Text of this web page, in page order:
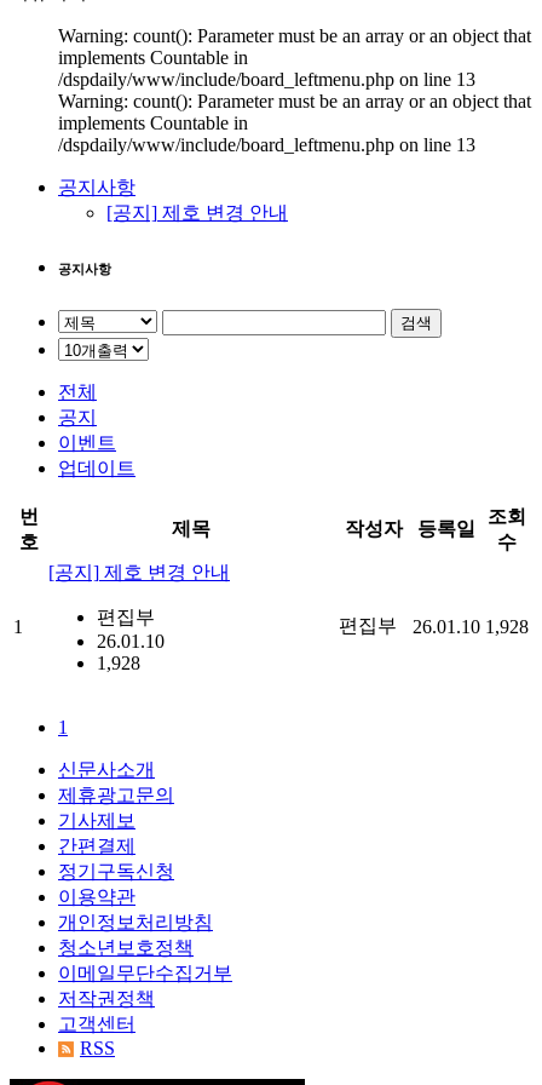
Warning: count(): Parameter must be an array or an object that
implements Countable in
/dspdaily/www/include/board_leftmenu.php on line 13
Warning: count(): Parameter must be an array or an object that
implements Countable in
/dspdaily/www/include/board_leftmenu.php on line 13
공지사항
[공지] 제호 변경 안내
공지사항
검색
전체
공지
이벤트
업데이트
번
호
제목 작성자 등록일
조회
수
1
[공지] 제호 변경 안내
편집부
26.01.10
1,928
편집부 26.01.10 1,928
1
신문사소개
제휴광고문의
기사제보
간편결제
정기구독신청
이용약관
개인정보처리방침
청소년보호정책
이메일무단수집거부
저작권정책
고객센터
RSS